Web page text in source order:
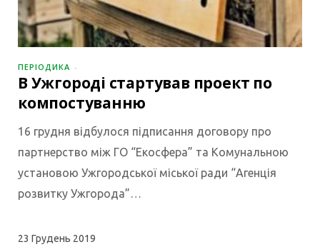
ПЕРІОДИКА
В Ужгороді стартував проект по
компостуванню
16 грудня відбулося підписання договору про
партнерство між ГО “Екосфера” та Комунальною
установою Ужгородської міської ради “Агенція
розвитку Ужгорода”…
23 Грудень 2019